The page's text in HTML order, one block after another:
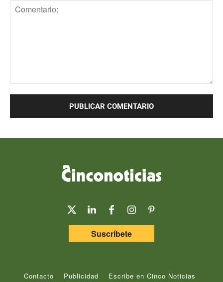
Suscríbete
Contacto Publicidad Escribe en Cinco Noticias